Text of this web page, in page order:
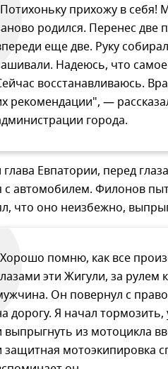
прихожу в себя!
родился. Перенес две
еще две. Руку
Надеюсь, что
восстанавливаюсь.
рекомендации", —
города.
глава Евпатории, перед
с автомобилем. Филонов
что оно неизбежно,
помню, как все
эти Жигули, за
Он повернул с
дорогу. Я начал тормозить,
выпрыгнуть из мотоцикла
защитная мотоэкипировка